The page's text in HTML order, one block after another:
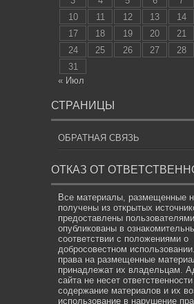
10
11 12 13 14
17
18 19 20 21
24
25 26 27 28
31
« Июл
СТРАНИЦЫ
ОБРАТНАЯ СВЯЗЬ
ОТКАЗ ОТ
Все материалы, размещенные
получены из открытых
предоставлены
опубликованы в
соответствии с положениями о
добросовестном
права на размещенные
принадлежат их владельцам.
сайта не несет
содержание материалов и их
использование в нарушение